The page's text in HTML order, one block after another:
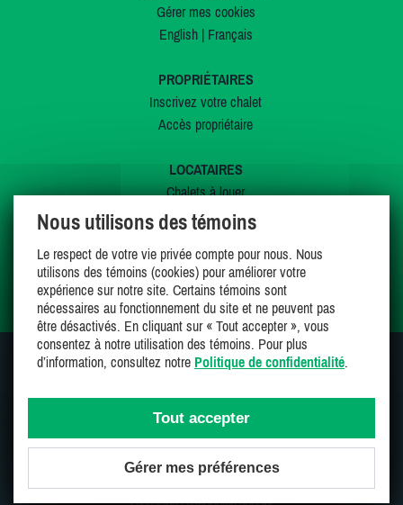
Gérer mes cookies
English| Français
PROPRIÉTAIRES
Inscrivez votre chalet
Accès propriétaire
LOCATAIRES
Chalets à louer
Chalets à vendre
Offres spéciales
Mes favoris
SUIVEZ-NOUS SUR
Une entreprise 100% canadienne et fière de l'être
Nous utilisons des témoins
Le respect de votre vie privée compte pour nous. Nous
utilisons des témoins (cookies) pour améliorer votre
expérience sur notre site. Certains témoins sont
nécessaires au fonctionnement du site et ne peuvent pas
être désactivés. En cliquant sur « Tout accepter », vous
consentez à notre utilisation des témoins. Pour plus
d’information, consultez notre Politique de confidentialité.
Tout accepter
Gérer mes préférences